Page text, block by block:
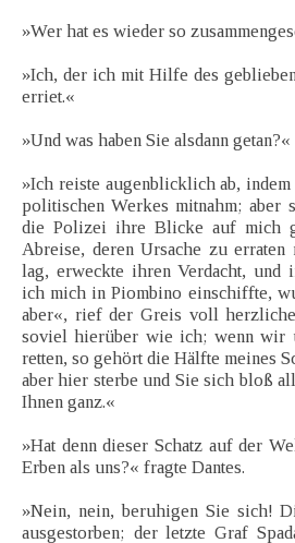
»Wer hat es wieder so
»Ich, der ich mit Hilfe des
erriet.«
»Und was haben Sie alsdann getan?«
»Ich reiste augenblicklich ab,
politischen Werkes mitnahm; aber
die Polizei ihre Blicke auf mich
Abreise, deren Ursache zu
lag, erweckte ihren Verdacht, und
ich mich in Piombino einschiffte,
aber«, rief der Greis voll
soviel hierüber wie ich; wenn wir
retten, so gehört die Hälfte meines
aber hier sterbe und Sie sich bloß
Ihnen ganz.«
»Hat denn dieser Schatz auf der
Erben als uns?« fragte Dantes.
»Nein, nein, beruhigen Sie sich!
ausgestorben; der letzte Graf